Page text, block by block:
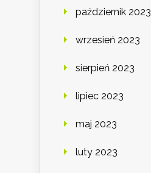
październik 2023
wrzesień 2023
sierpień 2023
lipiec 2023
maj 2023
luty 2023